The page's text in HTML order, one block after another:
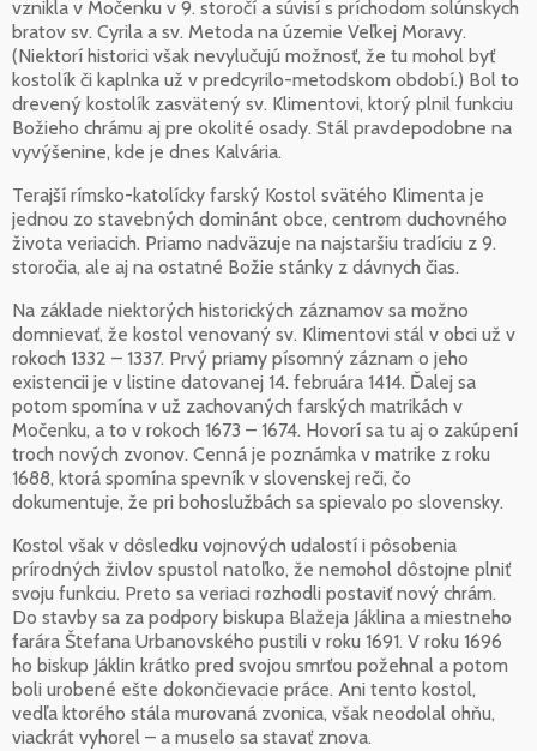
vznikla v Močenku v 9. storočí a súvisí s príchodom solúnskych
bratov sv. Cyrila a sv. Metoda na územie Veľkej Moravy.
(Niektorí historici však nevylučujú možnosť, že tu mohol byť
kostolík či kaplnka už v predcyrilo-metodskom období.) Bol to
drevený kostolík zasvätený sv. Klimentovi, ktorý plnil funkciu
Božieho chrámu aj pre okolité osady. Stál pravdepodobne na
vyvýšenine, kde je dnes Kalvária.
Terajší rímsko-katolícky farský Kostol svätého Klimenta je
jednou zo stavebných dominánt obce, centrom duchovného
života veriacich. Priamo nadväzuje na najstaršiu tradíciu z 9.
storočia, ale aj na ostatné Božie stánky z dávnych čias.
Na základe niektorých historických záznamov sa možno
domnievať, že kostol venovaný sv. Klimentovi stál v obci už v
rokoch 1332 – 1337. Prvý priamy písomný záznam o jeho
existencii je v listine datovanej 14. februára 1414. Ďalej sa
potom spomína v už zachovaných farských matrikách v
Močenku, a to v rokoch 1673 – 1674. Hovorí sa tu aj o zakúpení
troch nových zvonov. Cenná je poznámka v matrike z roku
1688, ktorá spomína spevník v slovenskej reči, čo
dokumentuje, že pri bohoslužbách sa spievalo po slovensky.
Kostol však v dôsledku vojnových udalostí i pôsobenia
prírodných živlov spustol natoľko, že nemohol dôstojne plniť
svoju funkciu. Preto sa veriaci rozhodli postaviť nový chrám.
Do stavby sa za podpory biskupa Blažeja Jáklina a miestneho
farára Štefana Urbanovského pustili v roku 1691. V roku 1696
ho biskup Jáklin krátko pred svojou smrťou požehnal a potom
boli urobené ešte dokončievacie práce. Ani tento kostol,
vedľa ktorého stála murovaná zvonica, však neodolal ohňu,
viackrát vyhorel – a muselo sa stavať znova.